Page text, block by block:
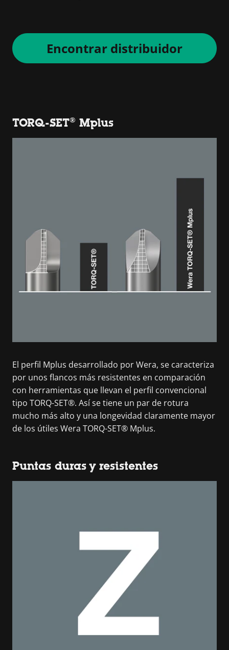
Encontrar distribuidor
TORQ-SET® Mplus
El perfil Mplus desarrollado por Wera, se caracteriza
por unos flancos más resistentes en comparación
con herramientas que llevan el perfil convencional
tipo TORQ-SET®. Así se tiene un par de rotura
mucho más alto y una longevidad claramente mayor
de los útiles Wera TORQ-SET® Mplus.
Puntas duras y resistentes